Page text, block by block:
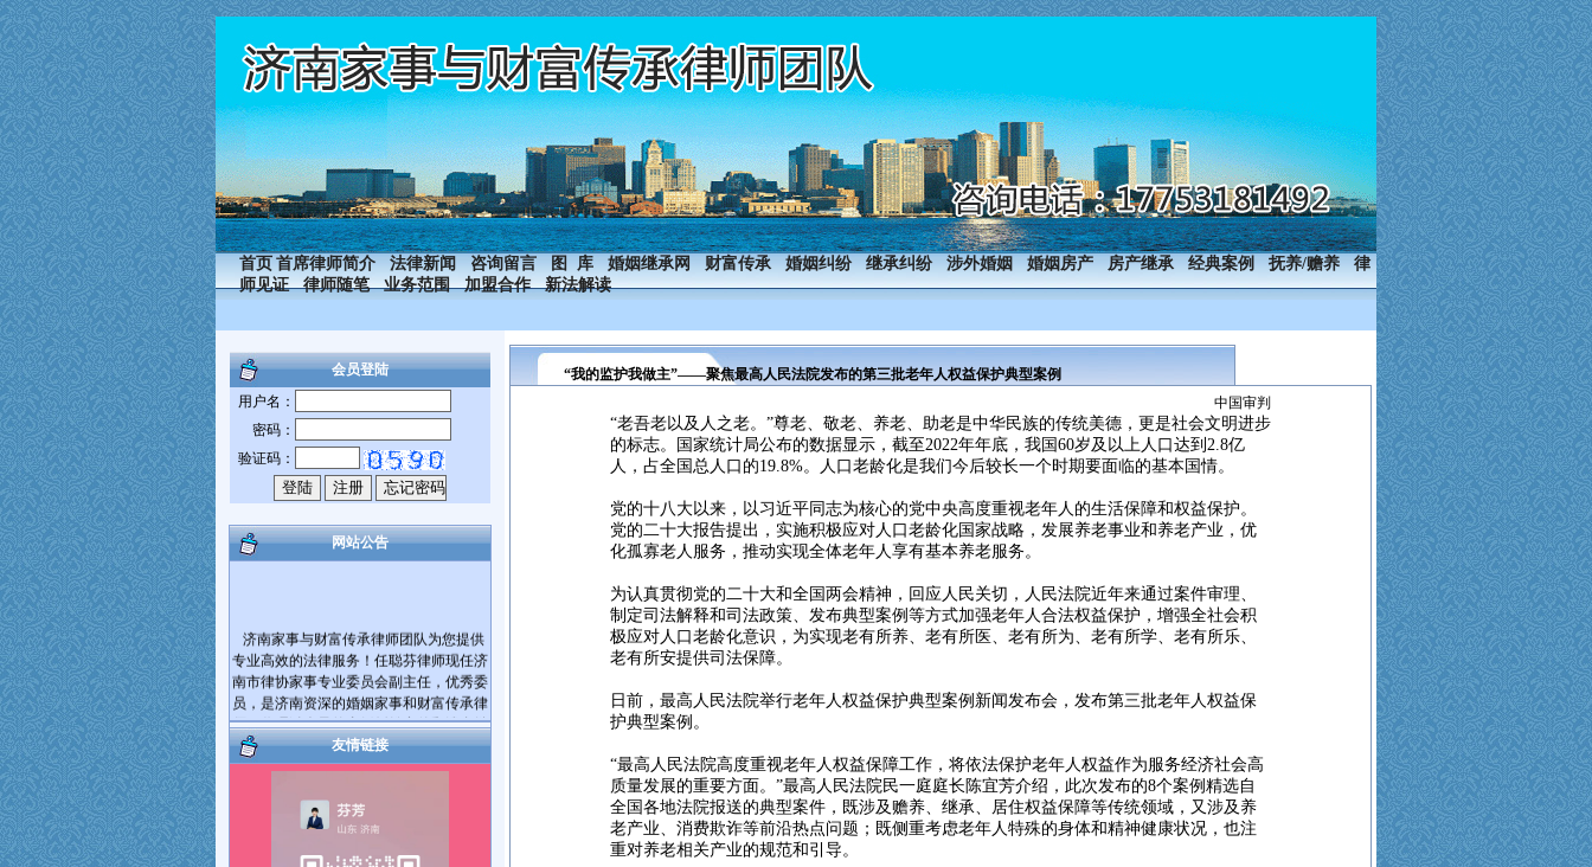
首页 首席律师简介 法律新闻 咨询留言 图 库 婚姻继承网 财富传承 婚姻纠纷 继承纠纷 涉外婚姻 婚姻房产 房产继承 经典案例 抚养/赡养
律
师见证
律师随笔 业务范围 加盟合作 新法解读
会员登陆
用户名：
密码：
验证码：
网站公告
专业高效的法律服务！任聪芬律师现任济
南市律协家事专业委员会副主任，优秀委
员，是济南资深的婚姻家事和财富传承律
师。代理过大量的离婚纠纷案件和遗产继
承纠纷案件。
爱家护家，用法商守护财富！帮您将您
的财产传承给您的亲人！您有婚姻家庭和
要帮助，可电话咨询，也可电话预约后到
律师事务所当面咨询。对于您提出的问题
我会及时给您解答。如果满意请您在问题
友情链接
“我的监护我做主”——聚焦最高人民法院发布的第三批老年人权益保护典型案例
中国审判
“老吾老以及人之老。”尊老、敬老、养老、助老是中华民族的传统美德，更是社会文明进步
的标志。国家统计局公布的数据显示，截至2022年年底，我国60岁及以上人口达到2.8亿
人，占全国总人口的19.8%。人口老龄化是我们今后较长一个时期要面临的基本国情。
党的十八大以来，以习近平同志为核心的党中央高度重视老年人的生活保障和权益保护。
党的二十大报告提出，实施积极应对人口老龄化国家战略，发展养老事业和养老产业，优
化孤寡老人服务，推动实现全体老年人享有基本养老服务。
为认真贯彻党的二十大和全国两会精神，回应人民关切，人民法院近年来通过案件审理、
制定司法解释和司法政策、发布典型案例等方式加强老年人合法权益保护，增强全社会积
极应对人口老龄化意识，为实现老有所养、老有所医、老有所为、老有所学、老有所乐、
老有所安提供司法保障。
日前，最高人民法院举行老年人权益保护典型案例新闻发布会，发布第三批老年人权益保
护典型案例。
“最高人民法院高度重视老年人权益保障工作，将依法保护老年人权益作为服务经济社会高
质量发展的重要方面。”最高人民法院民一庭庭长陈宜芳介绍，此次发布的8个案例精选自
全国各地法院报送的典型案件，既涉及赡养、继承、居住权益保障等传统领域，又涉及养
老产业、消费欺诈等前沿热点问题；既侧重考虑老年人特殊的身体和精神健康状况，也注
重对养老相关产业的规范和引导。